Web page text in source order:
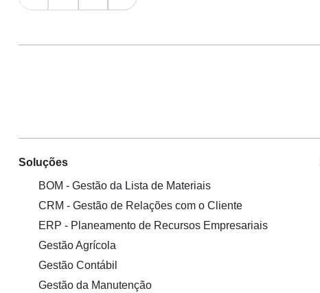
Soluções
BOM - Gestão da Lista de Materiais
CRM - Gestão de Relações com o Cliente
ERP - Planeamento de Recursos Empresariais
Gestão Agrícola
Gestão Contábil
Gestão da Manutenção